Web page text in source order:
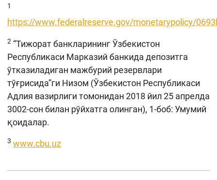
1
https://www.federalreserve.gov/monetarypolicy/
2 “Тижорат банкларининг Ўзбекистон
Республикаси Марказий банкида депозитга
ўтказиладиган мажбурий резервлари
тўғрисида”ги Низом (Ўзбекистон Республикаси
Адлия вазирлиги томонидан 2018 йил 25 апрелда
3002-сон билан рўйхатга олинган), 1-боб: Умумий
қоидалар.
3 www.cbu.uz